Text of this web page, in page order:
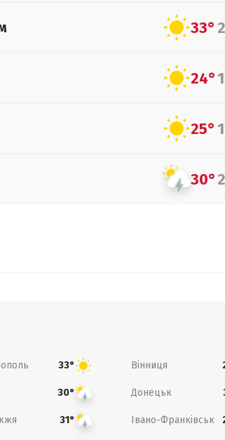
33°
24°
25°
30°
33° Вінниця
30° Донецьк
31° Івано-Франківськ